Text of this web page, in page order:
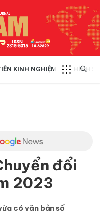
KINH NGHIỆM CHÍNH
đổi
2023
có văn bản số